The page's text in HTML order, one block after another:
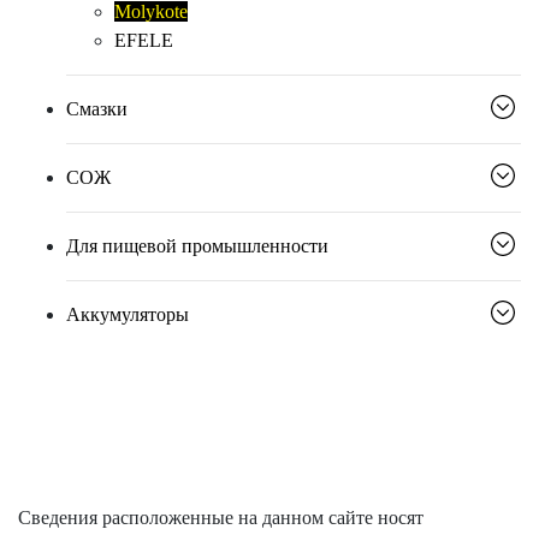
Molykote
EFELE
Смазки
СОЖ
Для пищевой промышленности
Аккумуляторы
Сведения расположенные на данном сайте носят